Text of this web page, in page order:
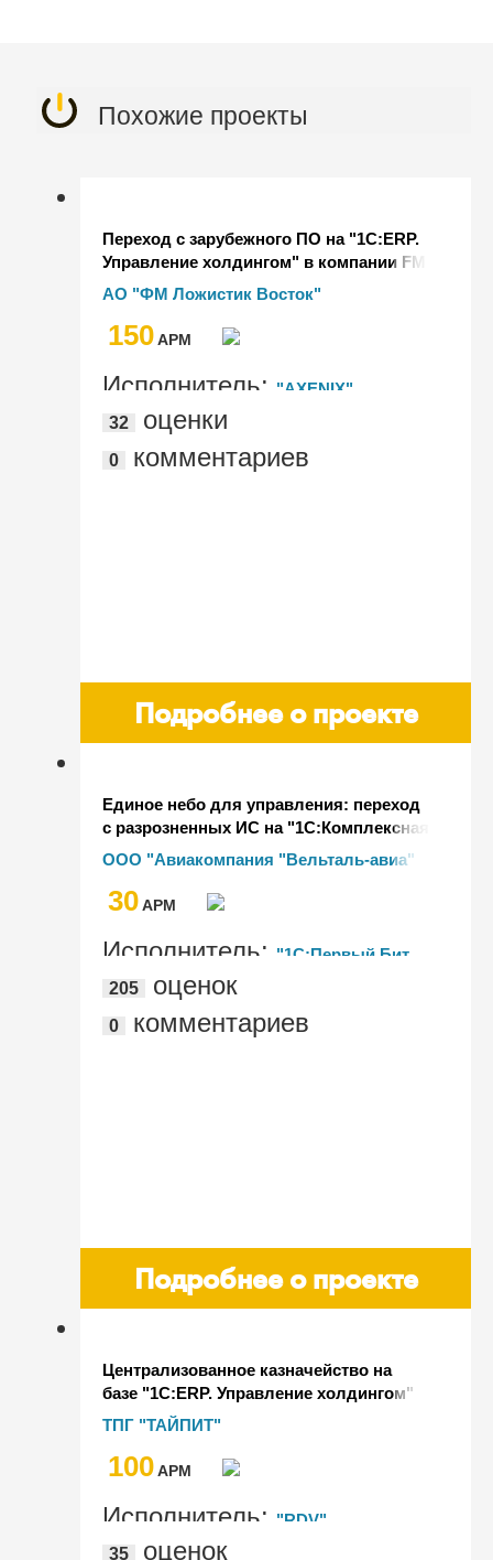
Похожие проекты
Переход с зарубежного ПО на "1С:ERP.
Управление холдингом" в компании FM
Logistic Россия
АО "ФМ Ложистик Восток"
150AРМ
Исполнитель: "АXENIX"
32
оценки
0 комментариев
Подробнее о проекте
Единое небо для управления: переход
с разрозненных ИС на "1С:Комплексная
автоматизацию" и "БИТ.ФИНАНС" в
ООО "Авиакомпания "Вельталь-авиа"
30AРМ
Исполнитель: "1С:Первый Бит,
Омск"
205 оценок
0 комментариев
Подробнее о проекте
Централизованное казначейство на
базе "1С:ERP. Управление холдингом"
для группы компаний "Тайпит"
ТПГ "ТАЙПИТ"
100AРМ
Исполнитель: "RDV"
35
оценок